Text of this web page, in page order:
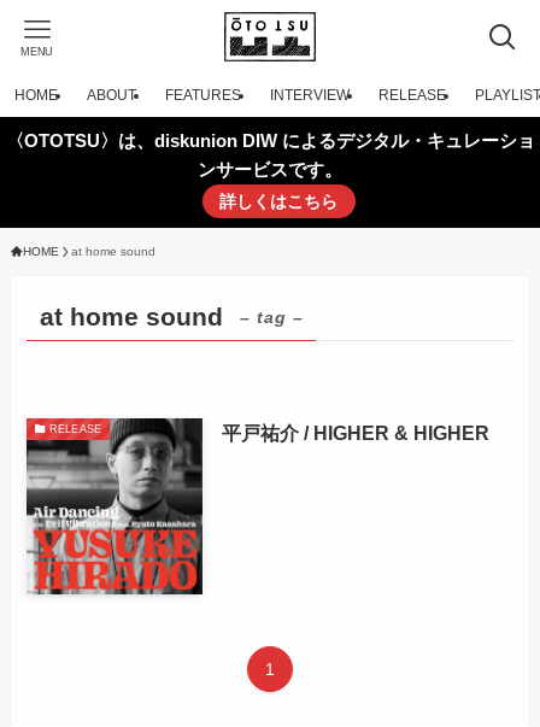
MENU
HOME ABOUT FEATURES INTERVIEW RELEASE PLAYLIST
〈OTOTSU〉は、diskunion DIW によるデジタル・キュレーショ
ンサービスです。
詳しくはこちら
HOME at home sound
at home sound – tag –
RELEASE 平戸祐介 / HIGHER & HIGHER
1